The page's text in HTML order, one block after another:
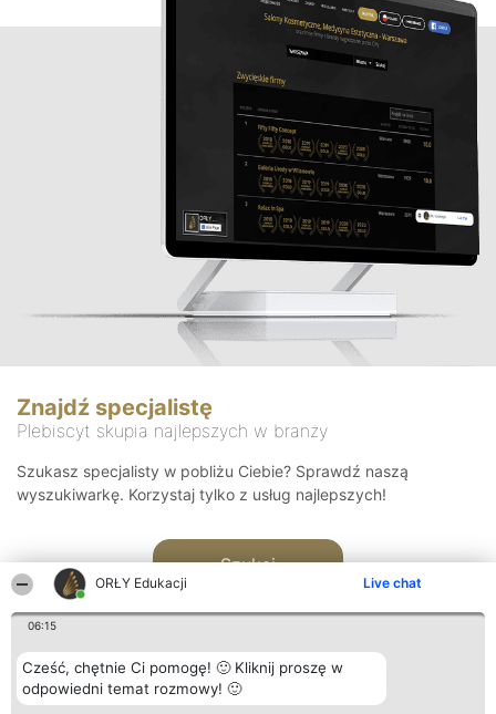
ORŁY Edukacji Live chat
06:15
Cześć, chętnie Ci pomogę! 🙂 Kliknij proszę w
odpowiedni temat rozmowy! 🙂
Znajdź specjalistę
Plebiscyt skupia najlepszych w branży
Szukasz specjalisty w pobliżu Ciebie? Sprawdź naszą
wyszukiwarkę. Korzystaj tylko z usług najlepszych!
Szukaj